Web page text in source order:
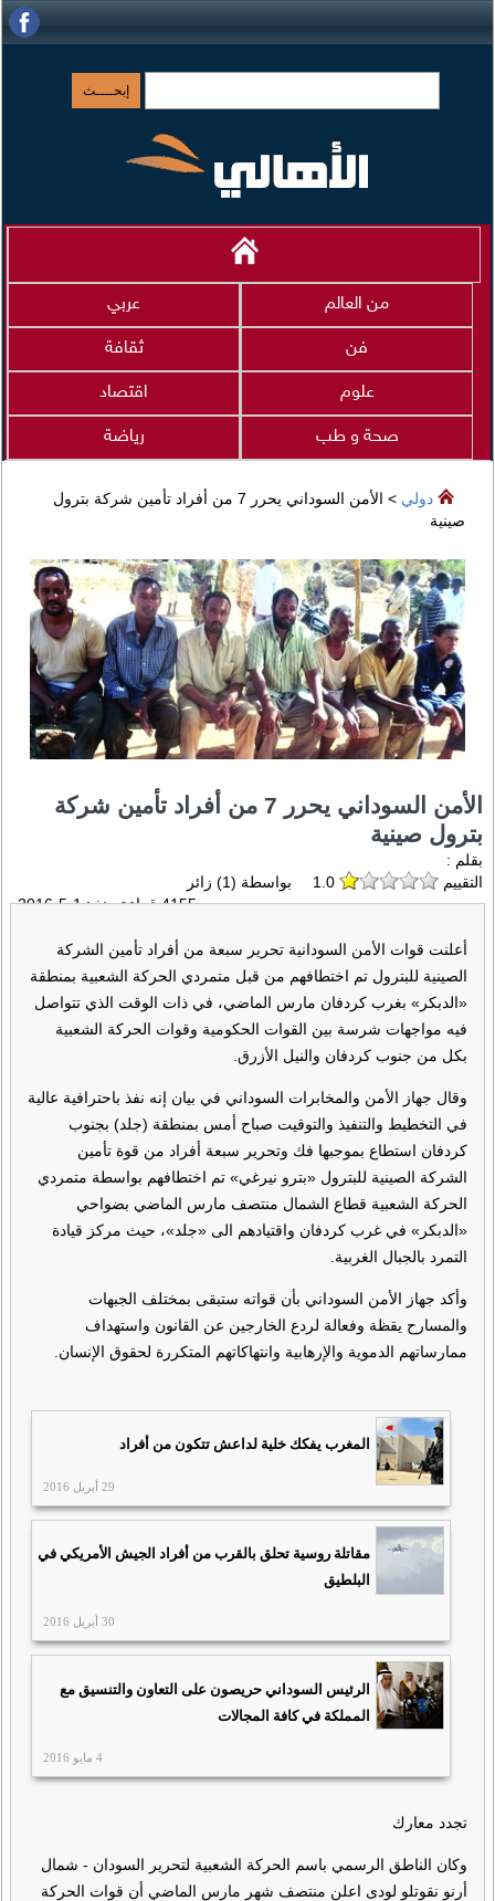
عربي من العالم
ثقافة فن
اقتصاد علوم
رياضة صحة و طب
دولي
> الأمن السوداني يحرر 7 من أفراد تأمين شركة بترول
صينية
الأمن السوداني يحرر 7 من أفراد تأمين شركة
بترول صينية
بقلم :
التقييم
1.0 بواسطة (1) زائر
4155 قراءة منذ :
1-5-2016
أعلنت قوات الأمن السودانية تحرير سبعة من أفراد تأمين الشركة
الصينية للبترول تم اختطافهم من قبل متمردي الحركة الشعبية بمنطقة
«الدبكر» بغرب كردفان مارس الماضي، في ذات الوقت الذي تتواصل
فيه مواجهات شرسة بين القوات الحكومية وقوات الحركة الشعبية
بكل من جنوب كردفان والنيل الأزرق.
وقال جهاز الأمن والمخابرات السوداني في بيان إنه نفذ باحترافية عالية
في التخطيط والتنفيذ والتوقيت صباح أمس بمنطقة (جلد) بجنوب
كردفان استطاع بموجبها فك وتحرير سبعة أفراد من قوة تأمين
الشركة الصينية للبترول «بترو نيرغي» تم اختطافهم بواسطة متمردي
الحركة الشعبية قطاع الشمال منتصف مارس الماضي بضواحي
«الدبكر» في غرب كردفان واقتيادهم الى «جلد»، حيث مركز قيادة
التمرد بالجبال الغربية.
وأكد جهاز الأمن السوداني بأن قواته ستبقى بمختلف الجبهات
والمسارح يقظة وفعالة لردع الخارجين عن القانون واستهداف
ممارساتهم الدموية والإرهابية وانتهاكاتهم المتكررة لحقوق الإنسان.
المغرب يفكك خلية لداعش تتكون من أفراد
29 أبريل 2016
مقاتلة روسية تحلق بالقرب من أفراد الجيش الأمريكي في
البلطيق
30 أبريل 2016
الرئيس السوداني حريصون على التعاون والتنسيق مع
المملكة في كافة المجالات
4 مايو 2016
تجدد معارك
وكان الناطق الرسمي باسم الحركة الشعبية لتحرير السودان - شمال
أرنو نقوتلو لودى اعلن منتصف شهر مارس الماضي أن قوات الحركة